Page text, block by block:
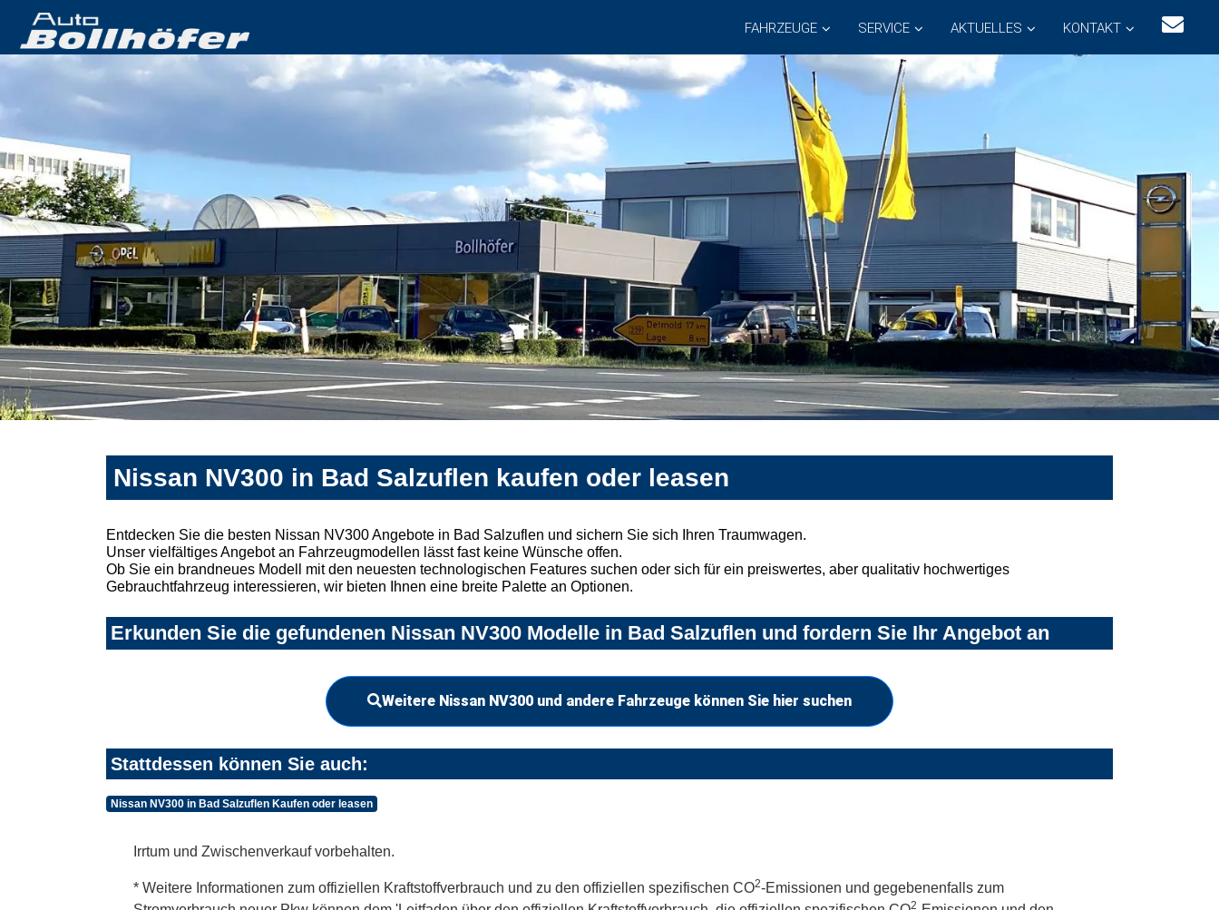
FAHRZEUGE SERVICE AKTUELLES KONTAKT
Nissan NV300 in Bad Salzuflen kaufen oder leasen
Entdecken Sie die besten Nissan NV300 Angebote in Bad Salzuflen und sichern Sie sich Ihren Traumwagen.
Unser vielfältiges Angebot an Fahrzeugmodellen lässt fast keine Wünsche offen.
Ob Sie ein brandneues Modell mit den neuesten technologischen Features suchen oder sich für ein preiswertes, aber qualitativ hochwertiges
Gebrauchtfahrzeug interessieren, wir bieten Ihnen eine breite Palette an Optionen.
Erkunden Sie die gefundenen Nissan NV300 Modelle in Bad Salzuflen und fordern Sie Ihr Angebot an
Weitere Nissan NV300 und andere Fahrzeuge können Sie hier suchen
Stattdessen können Sie auch:
Nissan NV300 in Bad Salzuflen Kaufen oder leasen
Irrtum und Zwischenverkauf vorbehalten.
* Weitere Informationen zum offiziellen Kraftstoffverbrauch und zu den offiziellen spezifischen CO2-Emissionen und gegebenenfalls zum
2